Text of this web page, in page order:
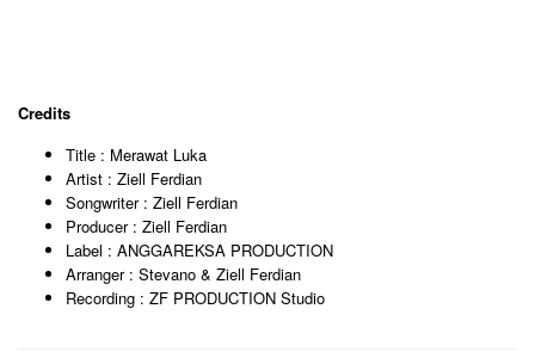
Credits
Title : Merawat Luka
Artist : Ziell Ferdian
Songwriter : Ziell Ferdian
Producer : Ziell Ferdian
Label : ANGGAREKSA PRODUCTION
Arranger : Stevano & Ziell Ferdian
Recording : ZF PRODUCTION Studio